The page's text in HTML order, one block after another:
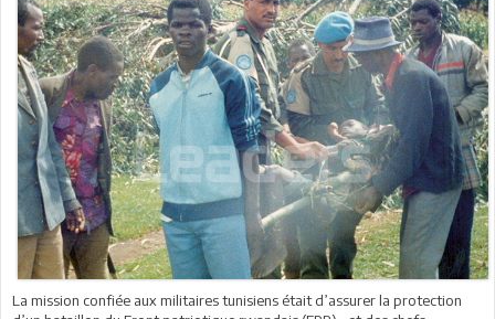
La mission confiée aux militaires tunisiens était d’assurer la protection